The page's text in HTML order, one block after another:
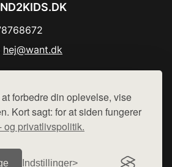
forbedre din oplevelse, vise
Kort sagt: for at siden fungerer
og privatlivspolitik.
Indstillinger
hej@want.dk
side - vi henviser til de shops,